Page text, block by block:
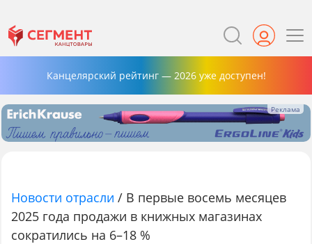
Канцелярский рейтинг — 2026 уже доступен!
Новости отрасли / В первые восемь месяцев
2025 года продажи в книжных магазинах
сократились на 6–18 %